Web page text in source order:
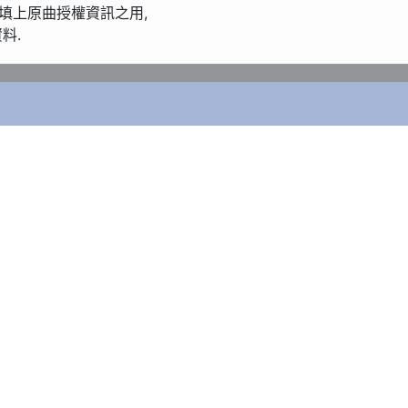
上原曲授權資訊之用,
.